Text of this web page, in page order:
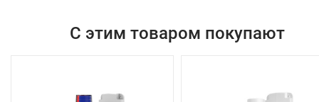
С этим товаром покупают